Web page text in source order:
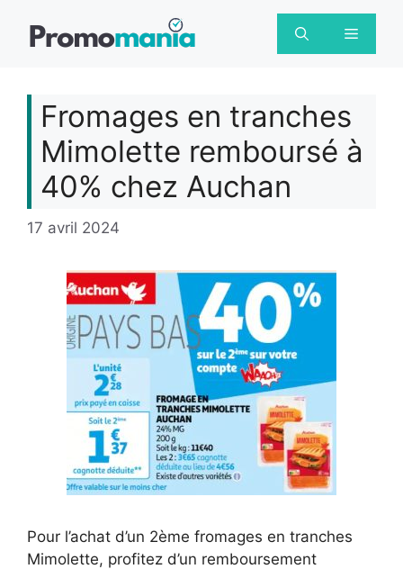
Menu
Fromages en tranches
Mimolette remboursé à
40% chez Auchan
17 avril 2024
Pour l’achat d’un 2ème fromages en tranches
Mimolette, profitez d’un remboursement